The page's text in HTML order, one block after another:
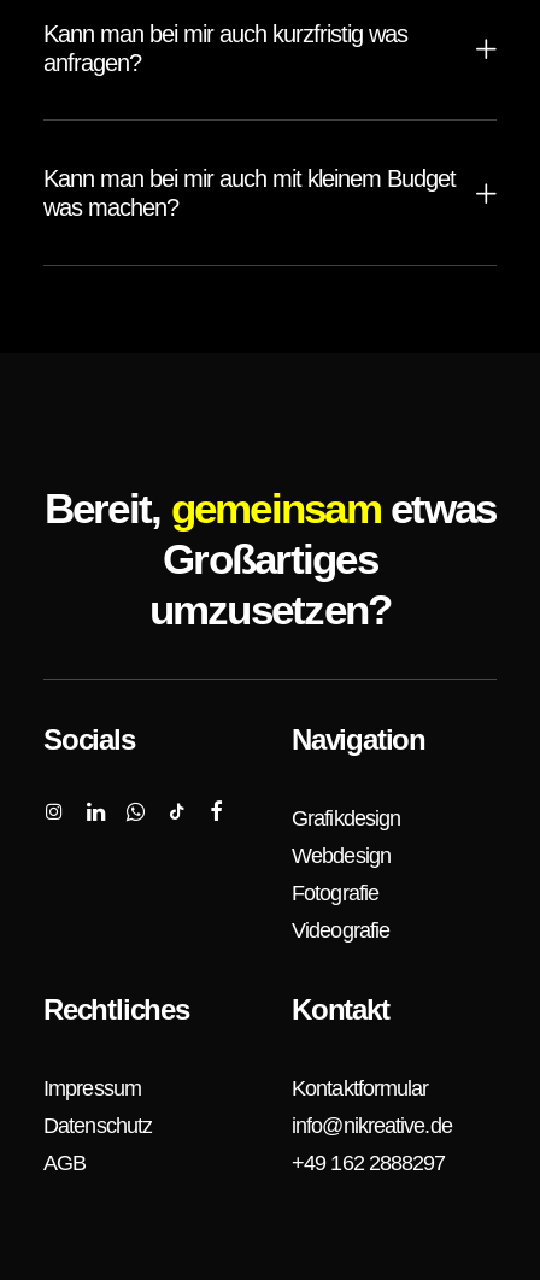
Kann man bei mir auch kurzfristig was
anfragen?
Kann man bei mir auch mit kleinem Budget
was machen?
Bereit, gemeinsametwas
Großartiges
umzusetzen?
Socials Navigation
Grafikdesign
Webdesign
Fotografie
Videografie
Rechtliches
Impressum
Datenschutz
AGB
Kontakt
Kontaktformular
info@nikreative.de
+49 162 2888297